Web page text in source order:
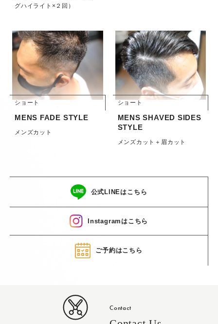
グハイライト×２回）
ショート
MENS FADE STYLE
メンズカット
ショート
MENS SHAVED SIDES
STYLE
メンズカット＋眉カット
公式LINEはこちら
Instagramはこちら
ご予約はこちら
Contact